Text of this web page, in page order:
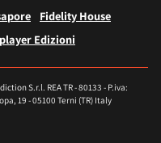
Fidelity House
Edizioni
S.r.l. REA TR - 80133 - P.iva:
19 - 05100 Terni (TR) Italy